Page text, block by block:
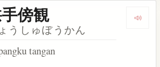
路傍の人
傍観
うしゅぼうかん
tangan